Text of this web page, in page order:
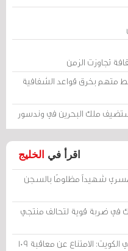
تجاوزت الزمن
متهم بخرق قواعد الشفافية
ملك البحرين في وندسور
اقرأ في الخليج
شهيداً مظلومًا بالسجن
في ضربة قوية لتحالف منتجي
محكمة «أمن الدولة» في الكويت: الامتناع عن معاقبة 109